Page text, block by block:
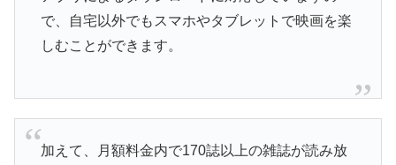
で、自宅以外でもスマホやタブレットで映画を楽
しむことができます。
加えて、月額料金内で170誌以上の雑誌が読み放